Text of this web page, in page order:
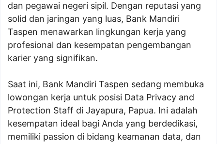
dan pegawai negeri sipil. Dengan reputasi yang
solid dan jaringan yang luas, Bank Mandiri
Taspen menawarkan lingkungan kerja yang
profesional dan kesempatan pengembangan
karier yang signifikan.
Saat ini, Bank Mandiri Taspen sedang membuka
lowongan kerja untuk posisi Data Privacy and
Protection Staff di Jayapura, Papua. Ini adalah
kesempatan ideal bagi Anda yang berdedikasi,
memiliki passion di bidang keamanan data, dan